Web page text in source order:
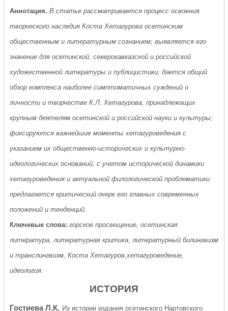
Аннотация. В статье рассматривается процесс освоения
творческого наследия Коста Хетагурова осетинским
общественным и литературным сознанием; выявляется его
значение для осетинской, северокавказской и российской
художественной литературы и публицистики; дается общий
обзор комплекса наиболее симптоматичных суждений о
личности и творчестве К.Л. Хетагурова, принадлежащих
крупным деятелям осетинской и российской науки и культуры;
фиксируются важнейшие моменты хетагуроведения с
указанием их общественно-исторических и культурно-
идеологических оснований; с учетом исторической динамики
хетагуроведения и актуальной филологической проблематики
предлагается критический очерк его главных современных
положений и тенденций.
Ключевые слова: горское просвещение, осетинская
литература, литературная критика, литературный билингвизм
и транслингвизм, Коста Хетагуров,хетагуроведение,
идеология.
ИСТОРИЯ
Гостиева Л.К. Из истории издания осетинского Нартовского